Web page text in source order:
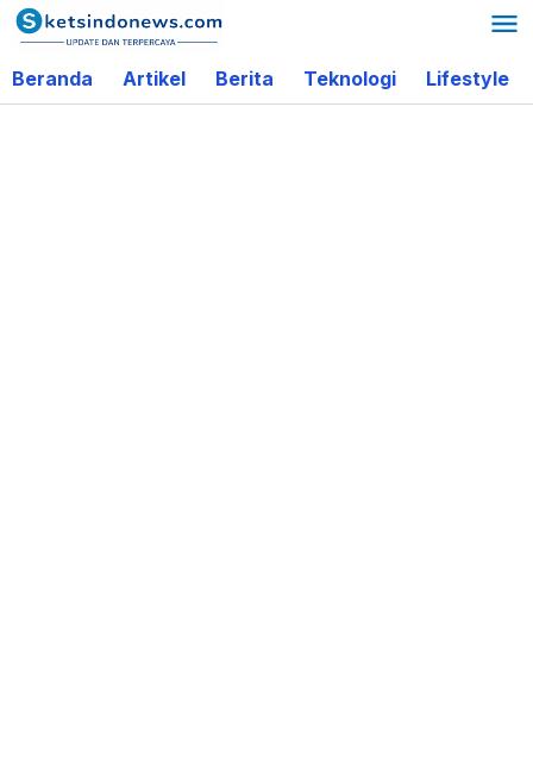
Lewati
ke
konten
Beranda Artikel Berita Teknologi Lifestyle